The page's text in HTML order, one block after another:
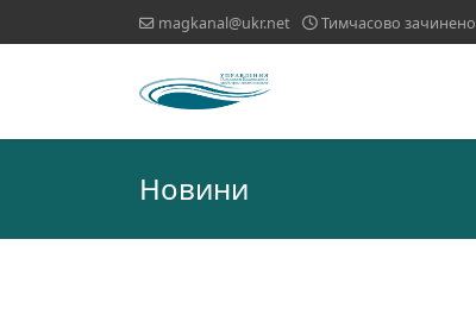
magkanal@ukr.net Тимчасово зачинено
Новини